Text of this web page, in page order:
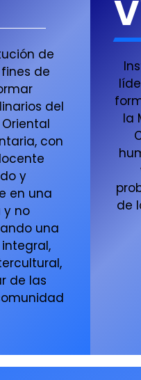
de
de
del
con
y
en una
y no
una
de las
la
de